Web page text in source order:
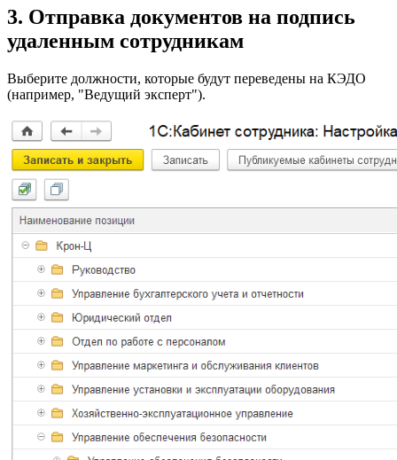
3. Отправка документов на подпись
удаленным сотрудникам
Выберите должности, которые будут переведены на КЭДО
(например, "Ведущий эксперт").